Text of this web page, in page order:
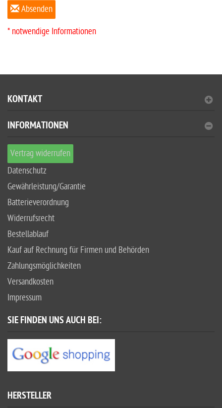
Absenden
* notwendige Informationen
KONTAKT
INFORMATIONEN
Vertrag widerrufen
Datenschutz
Gewährleistung/Garantie
Batterieverordnung
Widerrufsrecht
Bestellablauf
Kauf auf Rechnung für Firmen und Behörden
Zahlungsmöglichkeiten
Versandkosten
Impressum
SIE FINDEN UNS AUCH BEI:
HERSTELLER